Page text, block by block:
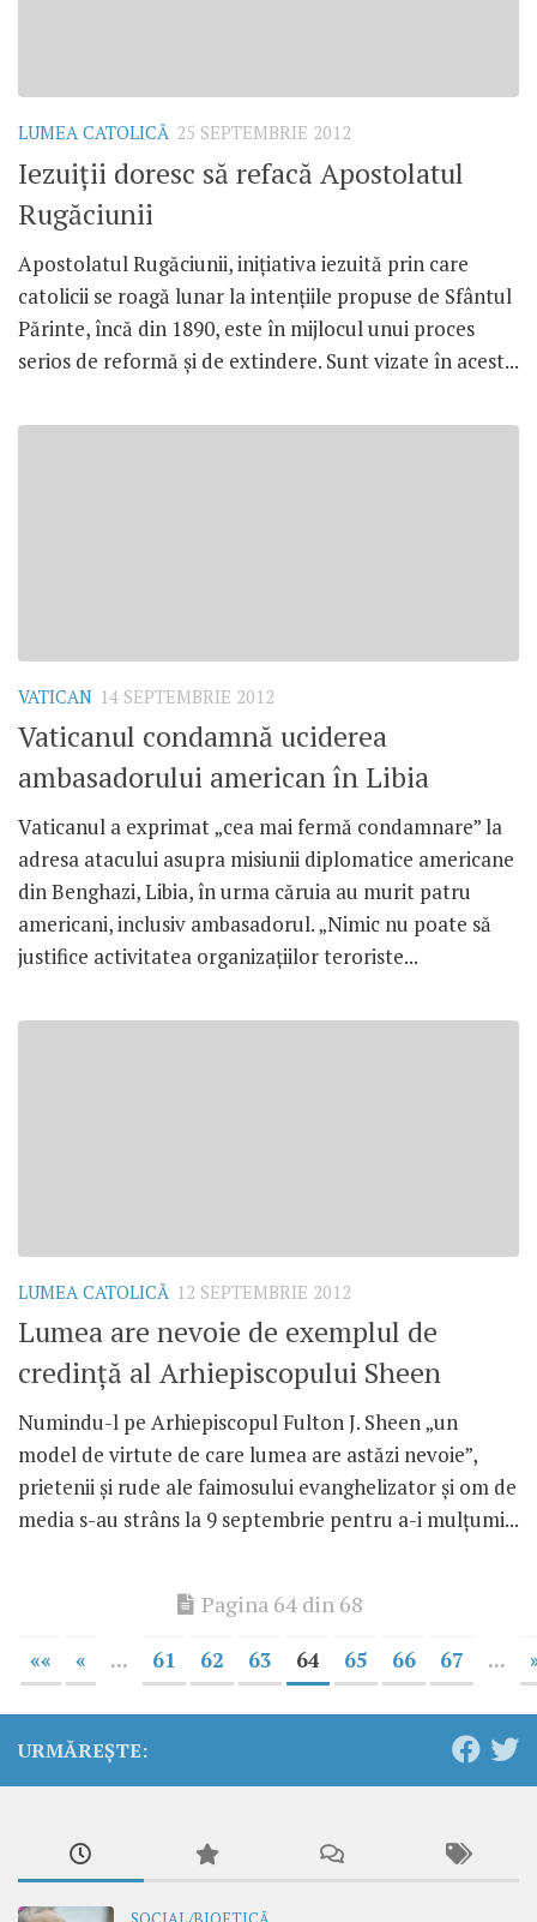
LUMEA CATOLICĂ 25 SEPTEMBRIE 2012
Iezuiţii doresc să refacă Apostolatul
Rugăciunii
Apostolatul Rugăciunii, iniţiativa iezuită prin care
catolicii se roagă lunar la intenţiile propuse de Sfântul
Părinte, încă din 1890, este în mijlocul unui proces
serios de reformă şi de extindere. Sunt vizate în acest...
VATICAN 14 SEPTEMBRIE 2012
Vaticanul condamnă uciderea
ambasadorului american în Libia
Vaticanul a exprimat „cea mai fermă condamnare” la
adresa atacului asupra misiunii diplomatice americane
din Benghazi, Libia, în urma căruia au murit patru
americani, inclusiv ambasadorul. „Nimic nu poate să
justifice activitatea organizaţiilor teroriste...
LUMEA CATOLICĂ 12 SEPTEMBRIE 2012
Lumea are nevoie de exemplul de
credinţă al Arhiepiscopului Sheen
Numindu-l pe Arhiepiscopul Fulton J. Sheen „un
model de virtute de care lumea are astăzi nevoie”,
prietenii şi rude ale faimosului evanghelizator şi om de
media s-au strâns la 9 septembrie pentru a-i mulţumi...
Pagina 64 din 68
«« « ... 61 62 63 64 65 66 67 ...
URMĂREȘTE: